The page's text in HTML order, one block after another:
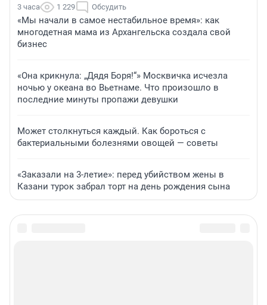
3 часа 1 229 Обсудить
«Мы начали в самое нестабильное время»: как
многодетная мама из Архангельска создала свой
бизнес
«Она крикнула: „Дядя Боря!“» Москвичка исчезла
ночью у океана во Вьетнаме. Что произошло в
последние минуты пропажи девушки
Может столкнуться каждый. Как бороться с
бактериальными болезнями овощей — советы
«Заказали на 3-летие»: перед убийством жены в
Казани турок забрал торт на день рождения сына